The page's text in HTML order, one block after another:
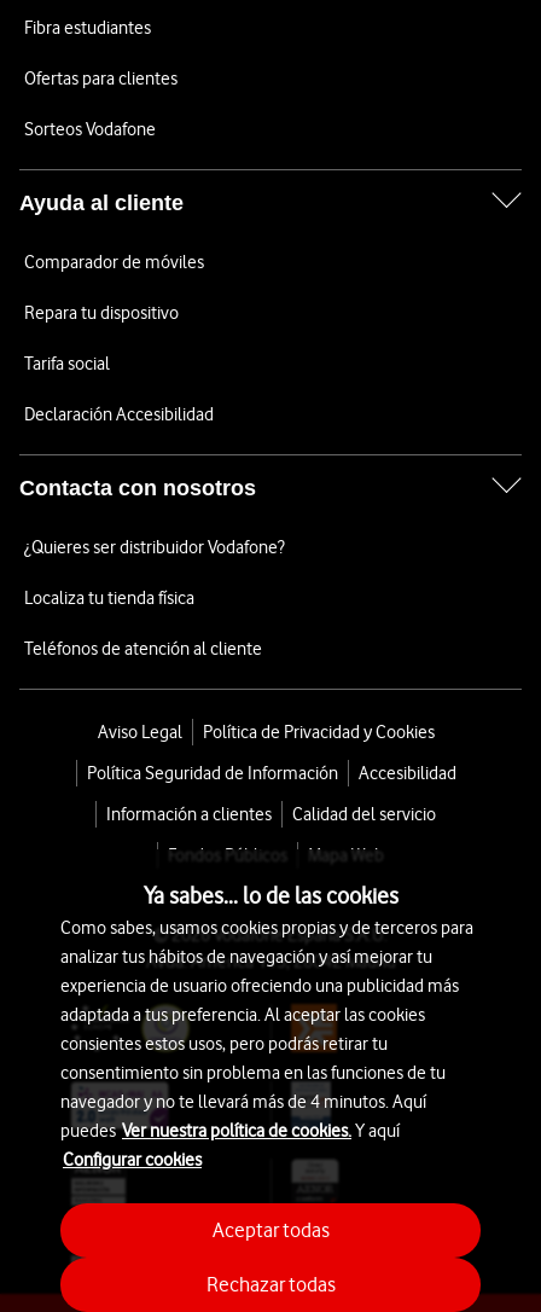
Fibra estudiantes
Ofertas para clientes
Sorteos Vodafone
Ayuda al cliente
Comparador de móviles
Repara tu dispositivo
Tarifa social
Declaración Accesibilidad
Contacta con nosotros
¿Quieres ser distribuidor Vodafone?
Localiza tu tienda física
Teléfonos de atención al cliente
Aviso Legal
Política de Privacidad y Cookies
Política Seguridad de Información
Accesibilidad
Información a clientes
Calidad del servicio
Fondos Públicos
Mapa Web
© 2026 Vodafone España S.A.U.
Avda. América 115, 28042 Madrid
Ya sabes... lo de las cookies
Como sabes, usamos cookies propias y de terceros para
analizar tus hábitos de navegación y así mejorar tu
experiencia de usuario ofreciendo una publicidad más
adaptada a tus preferencia. Al aceptar las cookies
consientes estos usos, pero podrás retirar tu
consentimiento sin problema en las funciones de tu
navegador y no te llevará más de 4 minutos. Aquí
puedesVer nuestra política de cookies.Y aquí
Configurar cookies
Rechazar todas
Aceptar todas